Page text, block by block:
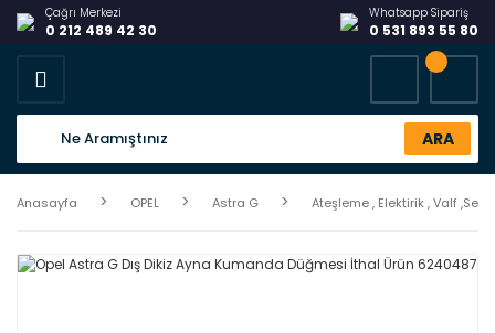
Çağrı Merkezi
0 212 489 42 30
Whatsapp Sipariş
0 531 893 55 80
ARA
Anasayfa OPEL Astra G Ateşleme , Elektirik , Valf